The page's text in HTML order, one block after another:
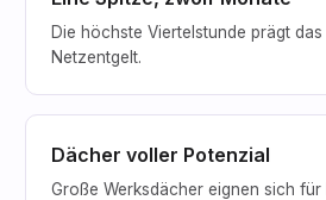
Die höchste Viertelstunde prägt
Netzentgelt.
Dächer voller Potenzial
Große Werksdächer eignen sich